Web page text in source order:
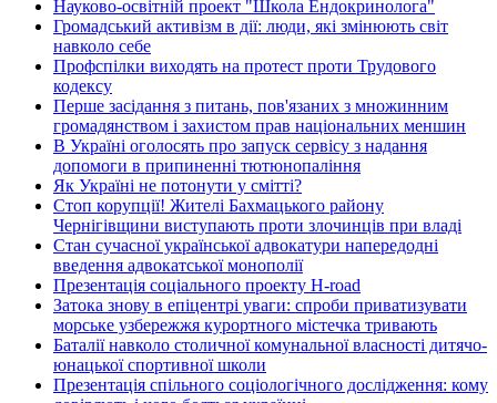
Науково-освітній проект "Школа Ендокринолога"
Громадський активізм в дії: люди, які змінюють світ
навколо себе
Профспілки виходять на протест проти Трудового
кодексу
Перше засідання з питань, пов'язаних з множинним
громадянством і захистом прав національних меншин
В Україні оголосять про запуск сервісу з надання
допомоги в припиненні тютюнопаління
Як Україні не потонути у смітті?
Стоп корупції! Жителі Бахмацького району
Чернігівщини виступають проти злочинців при владі
Стан сучасної української адвокатури напередодні
введення адвокатської монополії
Презентація соціального проекту H-road
Затока знову в епіцентрі уваги: спроби приватизувати
морське узбережжя курортного містечка тривають
Баталії навколо столичної комунальної власності дитячо-
юнацької спортивної школи
Презентація спільного соціологічного дослідження: кому